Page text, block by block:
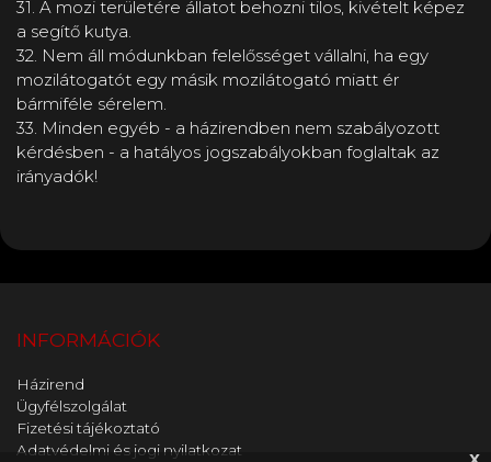
31. A mozi területére állatot behozni tilos, kivételt képez
a segítő kutya.
32. Nem áll módunkban felelősséget vállalni, ha egy
mozilátogatót egy másik mozilátogató miatt ér
bármiféle sérelem.
33. Minden egyéb - a házirendben nem szabályozott
kérdésben - a hatályos jogszabályokban foglaltak az
irányadók!
INFORMÁCIÓK
Házirend
Ügyfélszolgálat
Fizetési tájékoztató
Adatvédelmi és jogi nyilatkozat